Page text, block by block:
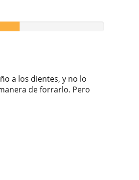
a los dientes, y no lo
de forrarlo. Pero